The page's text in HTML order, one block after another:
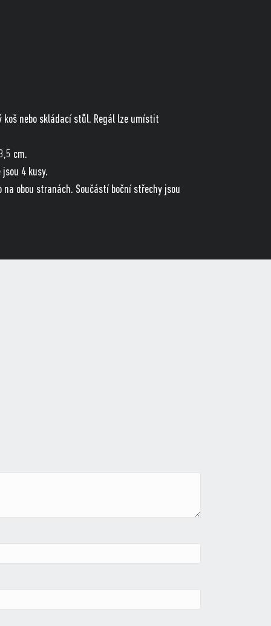
koš nebo skládací stůl. Regál lze umístit
cm.
4 kusy.
obou stranách. Součástí boční střechy jsou